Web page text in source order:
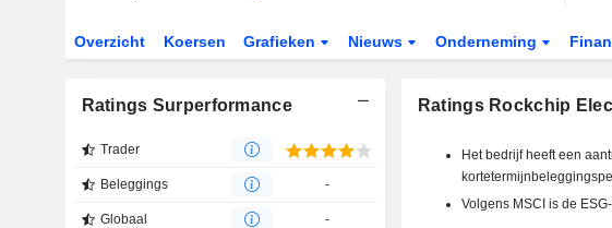
Overzicht Koersen Grafieken Nieuws Onderneming
Ratings Surperformance
Trader
Beleggings -
Globaal -
Ratings Rockchip
Het bedrijf heeft een
Volgens MSCI is de